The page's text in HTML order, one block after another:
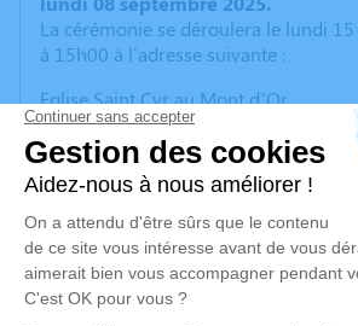
La cérémonie se déroulera le lundi
à 15h00 à l'adresse suivante :
Eglise Saint Cyr au Mont d’Or
1 Place Chanoine Chatard
69450 Saint Cyr Au Mont d'Or.
Nous vous invitons à utiliser cet
vos condoléances, partager des
anecdote ou exprimer vos pensées à
poèmes ou des textes.
Cet endroit est un lieu d'expression